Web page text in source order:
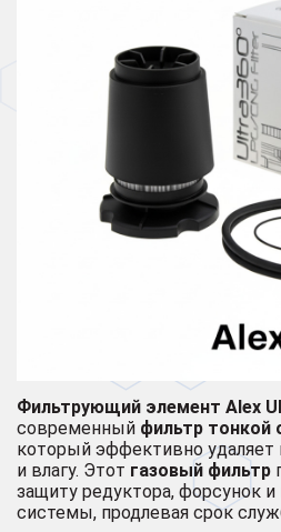
Фильтрующий элемент Alex
современный фильтр тонкой
который эффективно удаляет
и влагу. Этот газовый фильтр
защиту редуктора, форсунок
системы, продлевая срок